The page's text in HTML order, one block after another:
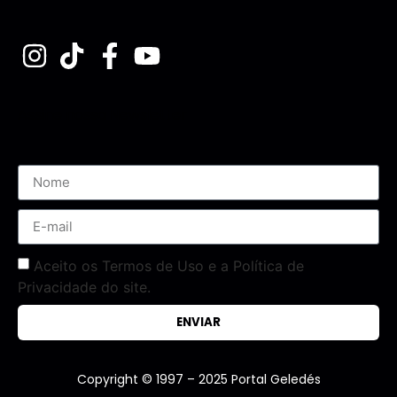
Aceito os Termos de Uso e a Política de
Privacidade do site.
ENVIAR
Copyright © 1997 – 2025 Portal Geledés